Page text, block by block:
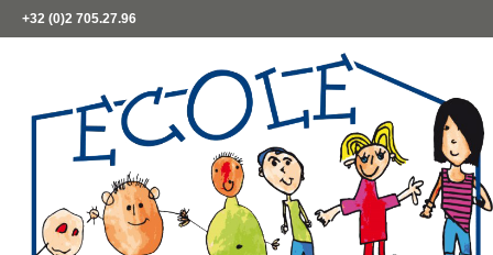
+32 (0)2 705.27.96